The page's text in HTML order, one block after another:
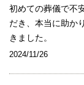
初めての葬儀で不
だき、本当に助か
きました。
2024/11/26